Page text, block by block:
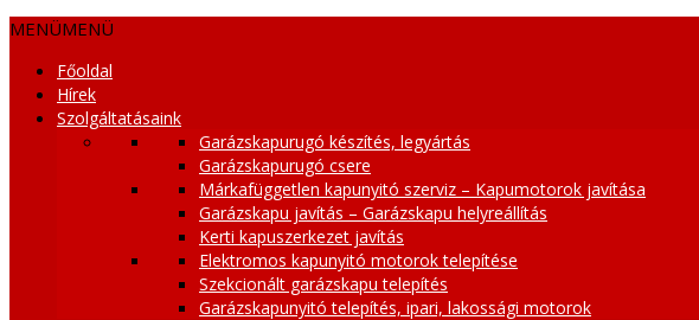
MENÜMENÜ
Főoldal
Hírek
Szolgáltatásaink
Garázskapurugó készítés, legyártás
Garázskapurugó csere
Márkafüggetlen kapunyitó szerviz – Kapumotorok javítása
Garázskapu javítás – Garázskapu helyreállítás
Kerti kapuszerkezet javítás
Elektromos kapunyitó motorok telepítése
Szekcionált garázskapu telepítés
Garázskapunyitó telepítés, ipari, lakossági motorok